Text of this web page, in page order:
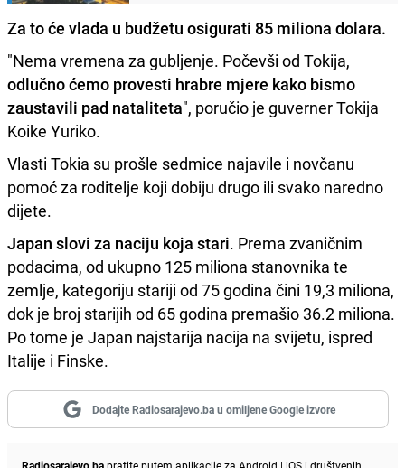
Za to će vlada u budžetu osigurati 85 miliona dolara.
"Nema vremena za gubljenje. Počevši od Tokija,
odlučno ćemo provesti hrabre mjere kako bismo
zaustavili pad nataliteta", poručio je guverner Tokija
Koike Yuriko.
Vlasti Tokia su prošle sedmice najavile i novčanu
pomoć za roditelje koji dobiju drugo ili svako naredno
dijete.
Japan slovi za naciju koja stari. Prema zvaničnim
podacima, od ukupno 125 miliona stanovnika te
zemlje, kategoriju stariji od 75 godina čini 19,3 miliona,
dok je broj starijih od 65 godina premašio 36.2 miliona.
Po tome je Japan najstarija nacija na svijetu, ispred
Italije i Finske.
Dodajte Radiosarajevo.ba u omiljene Google izvore
Radiosarajevo.bapratite putem aplikacije za Android | iOS i društvenih